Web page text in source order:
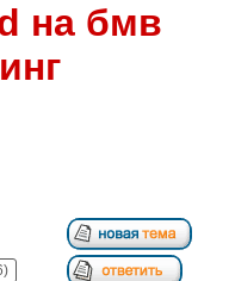
на бмв